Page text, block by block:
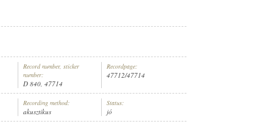
Record number, sticker
number:
D 840, 47714
Recordpage:
47712/47714
Recording method:
akusztikus
Status:
jó